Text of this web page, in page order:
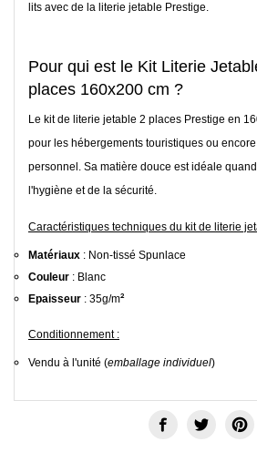
lits avec de la literie jetable Prestige.
Pour qui est le Kit Literie
places 160x200 cm ?
Le kit de literie jetable 2 places Prestige en
pour les hébergements touristiques ou
personnel. Sa matière douce est idéale
l'hygiène et de la sécurité.
Caractéristiques techniques du kit de literie
Matériaux : Non-tissé Spunlace
Couleur : Blanc
Epaisseur : 35g/m²
Conditionnement :
Vendu à l'unité (emballage individuel)